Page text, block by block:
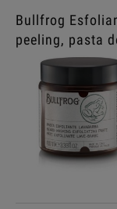
Bullfrog
peeling, pasta